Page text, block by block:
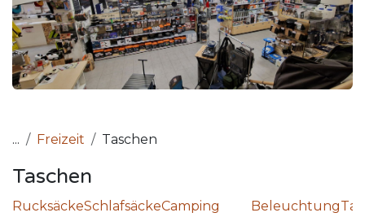
... Freizeit Taschen
Taschen
RucksäckeSchlafsäckeCamping
Beleuchtung